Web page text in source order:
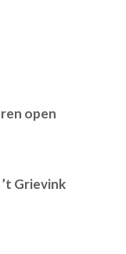
open
Grievink